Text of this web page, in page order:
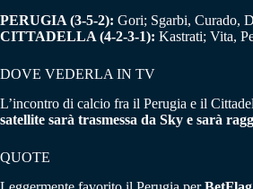
PERUGIA (3-5-2): Gori; Sgarbi, Curado,
CITTADELLA (4-2-3-1): Kastrati; Vita,
DOVE VEDERLA IN TV
L’incontro di calcio fra il Perugia e il
satellite sarà trasmessa da Sky e sarà
QUOTE